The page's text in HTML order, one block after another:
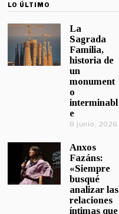
LO ÚLTIMO
La
Sagrada
Familia,
historia de
un
monument
o
interminabl
e
8 junio, 2026
Anxos
Fazáns:
«Siempre
busqué
analizar las
relaciones
íntimas que